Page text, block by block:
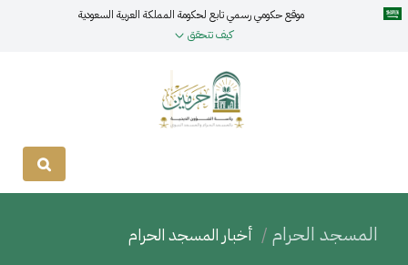
موقع حكومي رسمي تابع لحكومة المملكة العربية السعودية
كيف تتحقق
المسجد الحرام أخبار المسجد الحرام